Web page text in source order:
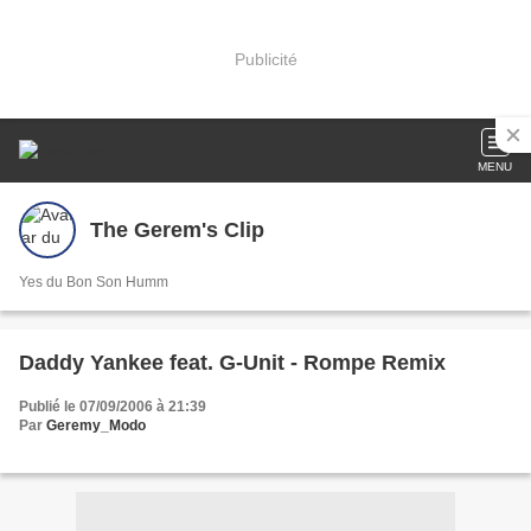
Publicité
MENU
The Gerem's Clip
Yes du Bon Son Humm
Daddy Yankee feat. G-Unit - Rompe Remix
Publié le 07/09/2006 à 21:39
Par Geremy_Modo